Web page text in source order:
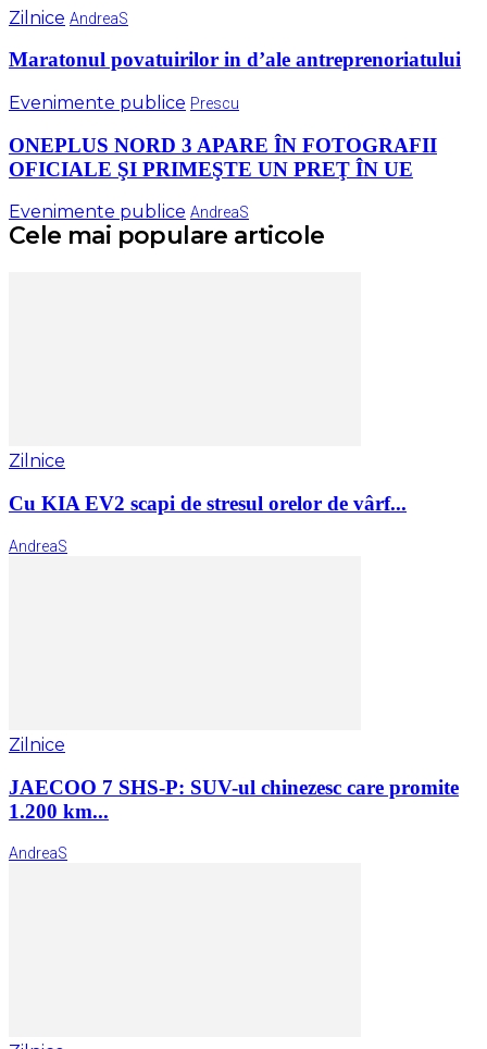
Zilnice AndreaS
Maratonul povatuirilor in d’ale antreprenoriatului
Evenimente publice Prescu
ONEPLUS NORD 3 APARE ÎN FOTOGRAFII
OFICIALE ŞI PRIMEŞTE UN PREŢ ÎN UE
Evenimente publice AndreaS
Cele mai populare articole
Zilnice
Cu KIA EV2 scapi de stresul orelor de vârf...
AndreaS
Zilnice
JAECOO 7 SHS-P: SUV-ul chinezesc care promite
1.200 km...
AndreaS